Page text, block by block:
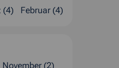
(4) Februar (4)
November (2)